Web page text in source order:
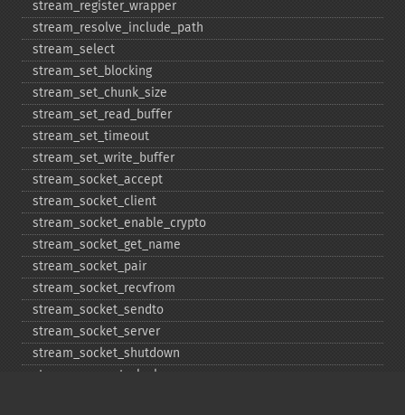
stream_​register_​wrapper
stream_​resolve_​include_​path
stream_​select
stream_​set_​blocking
stream_​set_​chunk_​size
stream_​set_​read_​buffer
stream_​set_​timeout
stream_​set_​write_​buffer
stream_​socket_​accept
stream_​socket_​client
stream_​socket_​enable_​crypto
stream_​socket_​get_​name
stream_​socket_​pair
stream_​socket_​recvfrom
stream_​socket_​sendto
stream_​socket_​server
stream_​socket_​shutdown
stream_​supports_​lock